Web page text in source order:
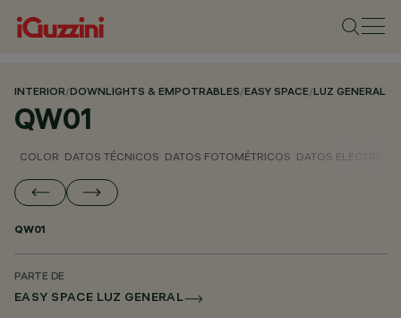
INTERIOR/DOWNLIGHTS & EMPOTRABLES/EASY SPACE/LUZ GENERAL
QW01
COLOR DATOS TÉCNICOS DATOS FOTOMÉTRICOS DATOS
QW01
PARTE DE
EASY SPACE LUZ GENERAL